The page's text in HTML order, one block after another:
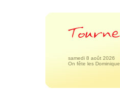
samedi 8 août 2026
On fête les Dominique